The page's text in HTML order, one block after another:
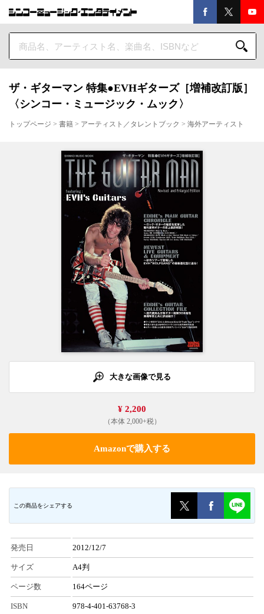
ザ・ギターマン 特集●EVHギターズ［増補改訂版］
〈シンコー・ミュージック・ムック〉
トップページ > 書籍 > アーティスト／タレントブック > 海外アーティスト
大きな画像で見る
¥ 2,200
（本体 2,000+税）
Amazonで購入する
この商品をシェアする
発売日 2012/12/7
サイズ A4判
ページ数 164ページ
ISBN 978-4-401-63768-3